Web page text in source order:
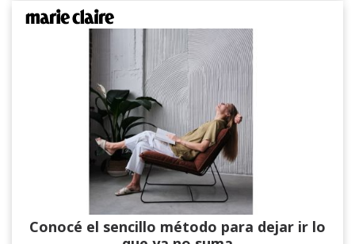
Conocé el sencillo método para dejar ir lo